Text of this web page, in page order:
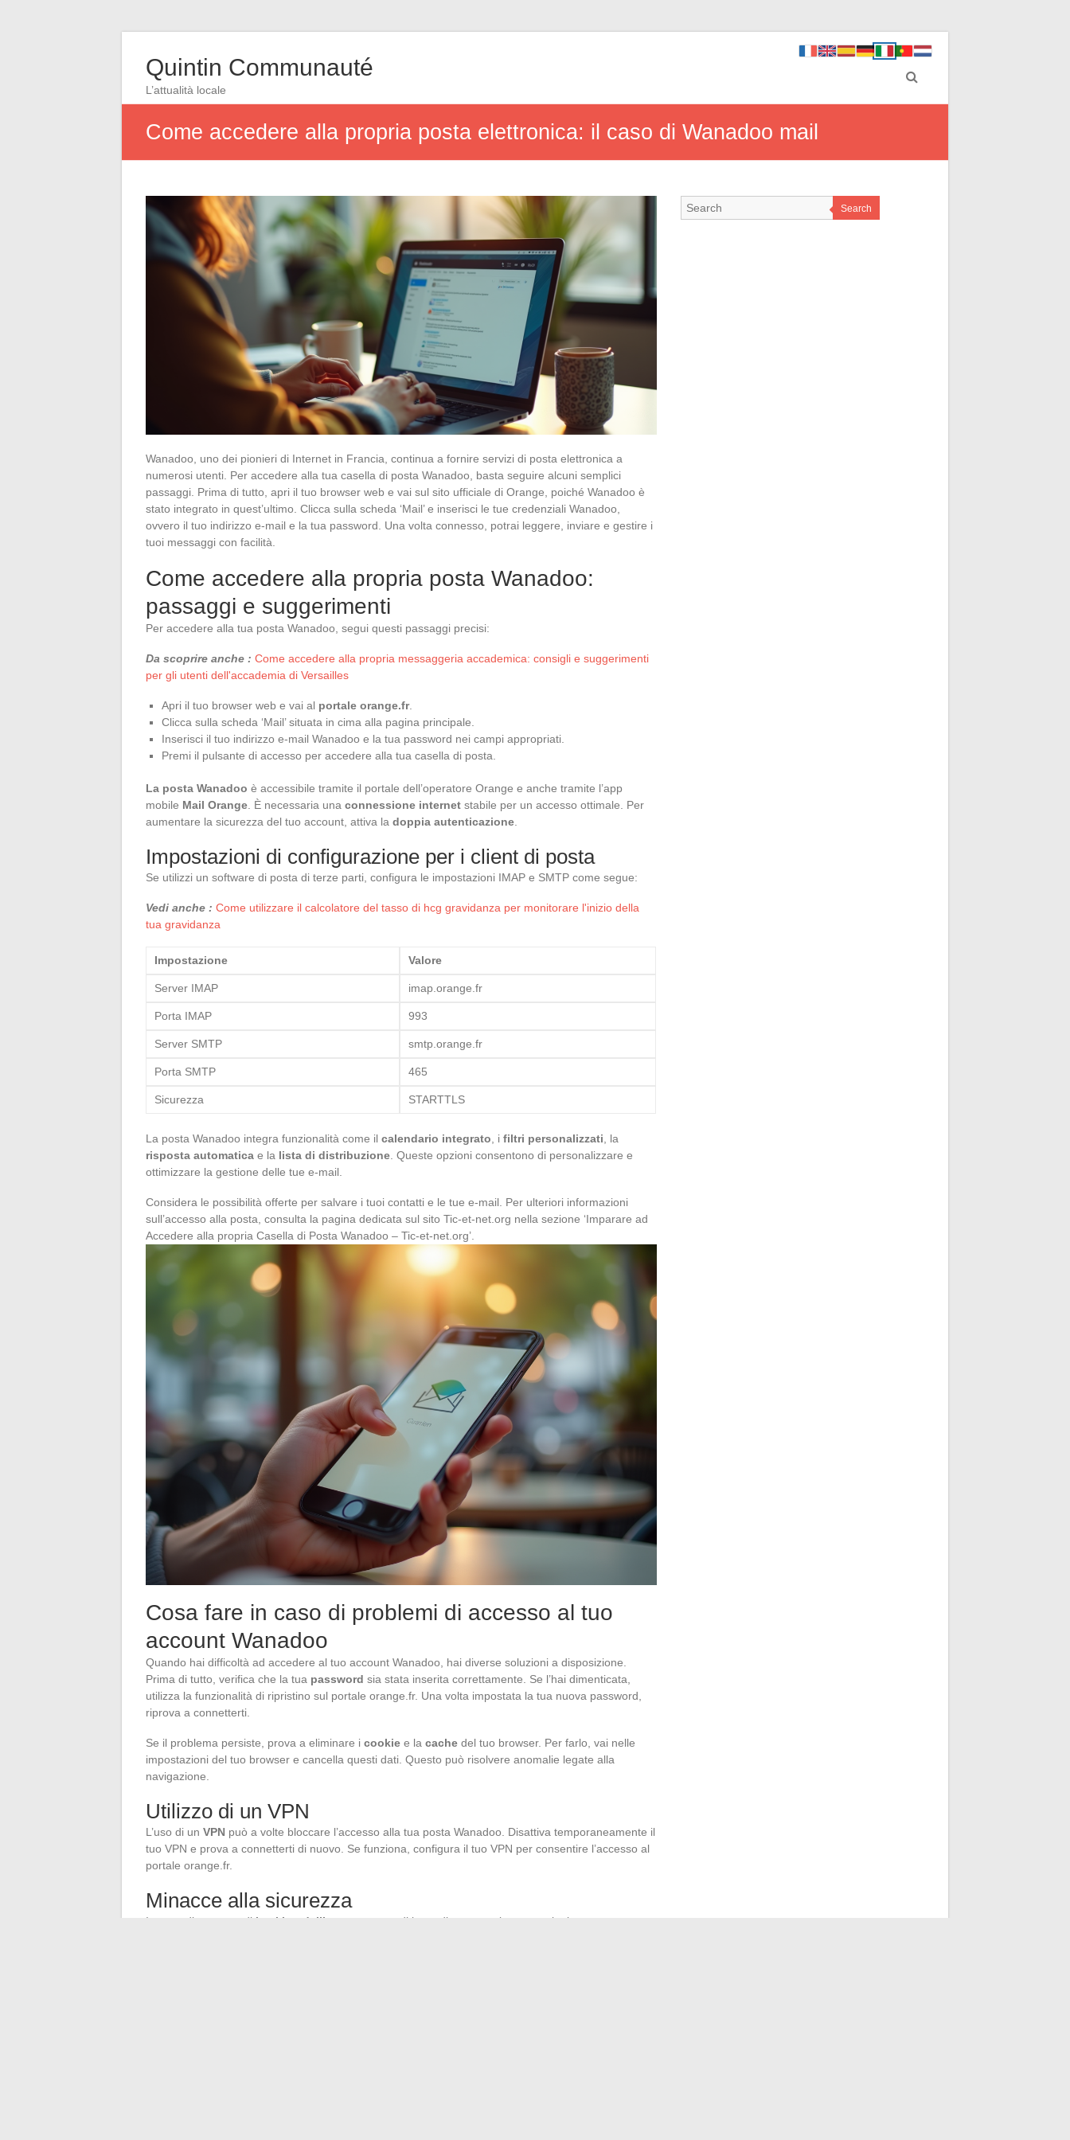
Quintin Communauté
L’attualità locale
Come accedere alla propria posta elettronica: il caso di Wanadoo mail
Wanadoo, uno dei pionieri di Internet in Francia, continua a fornire servizi di posta elettronica a
numerosi utenti. Per accedere alla tua casella di posta Wanadoo, basta seguire alcuni semplici
passaggi. Prima di tutto, apri il tuo browser web e vai sul sito ufficiale di Orange, poiché Wanadoo è
stato integrato in quest’ultimo. Clicca sulla scheda ‘Mail’ e inserisci le tue credenziali Wanadoo,
ovvero il tuo indirizzo e-mail e la tua password. Una volta connesso, potrai leggere, inviare e gestire i
tuoi messaggi con facilità.
Come accedere alla propria posta Wanadoo:
passaggi e suggerimenti
Per accedere alla tua posta Wanadoo, segui questi passaggi precisi:
Da scoprire anche : Come accedere alla propria messaggeria accademica: consigli e suggerimenti
per gli utenti dell'accademia di Versailles
Apri il tuo browser web e vai al portale orange.fr.
Clicca sulla scheda ‘Mail’ situata in cima alla pagina principale.
Inserisci il tuo indirizzo e-mail Wanadoo e la tua password nei campi appropriati.
Premi il pulsante di accesso per accedere alla tua casella di posta.
La posta Wanadoo è accessibile tramite il portale dell’operatore Orange e anche tramite l’app
mobile Mail Orange . È necessaria una connessione internet stabile per un accesso ottimale. Per
aumentare la sicurezza del tuo account, attiva la doppia autenticazione
Impostazioni di configurazione per i client di posta
Se utilizzi un software di posta di terze parti, configura le impostazioni IMAP e SMTP come segue:
Vedi anche : Come utilizzare il calcolatore del tasso di hcg gravidanza per monitorare l'inizio della
tua gravidanza
Impostazione Valore
Server IMAP imap.orange.fr
Porta IMAP 993
Server SMTP smtp.orange.fr
Porta SMTP 465
Sicurezza STARTTLS
La posta Wanadoo integra funzionalità come il calendario integrato , i filtri personalizzati , la
risposta automatica e la lista di distribuzione . Queste opzioni consentono di personalizzare e
ottimizzare la gestione delle tue e-mail.
Considera le possibilità offerte per salvare i tuoi contatti e le tue e-mail. Per ulteriori informazioni
sull’accesso alla posta, consulta la pagina dedicata sul sito Tic-et-net.org nella sezione ‘Imparare ad
Accedere alla propria Casella di Posta Wanadoo – Tic-et-net.org’.
Cosa fare in caso di problemi di accesso al tuo
account Wanadoo
Quando hai difficoltà ad accedere al tuo account Wanadoo, hai diverse soluzioni a disposizione.
Prima di tutto, verifica che la tua password sia stata inserita correttamente. Se l’hai dimenticata,
utilizza la funzionalità di ripristino sul portale orange.fr. Una volta impostata la tua nuova password,
riprova a connetterti.
Se il problema persiste, prova a eliminare i cookie e la cache del tuo browser. Per farlo, vai nelle
impostazioni del tuo browser e cancella questi dati. Questo può risolvere anomalie legate alla
navigazione.
Utilizzo di un VPN
L’uso di un VPN può a volte bloccare l’accesso alla tua posta Wanadoo. Disattiva temporaneamente il
tuo VPN e prova a connetterti di nuovo. Se funziona, configura il tuo VPN per consentire l’accesso al
portale orange.fr.
Minacce alla sicurezza
In caso di sospetto di hacking dell’account , prendi immediatamente le seguenti misure:
Search